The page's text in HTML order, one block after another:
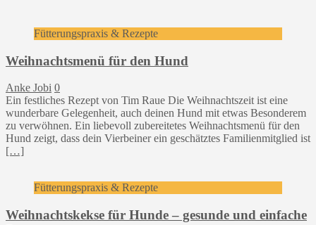
Fütterungspraxis & Rezepte
Weihnachtsmenü für den Hund
Anke Jobi 0
Ein festliches Rezept von Tim Raue Die Weihnachtszeit ist eine
wunderbare Gelegenheit, auch deinen Hund mit etwas Besonderem
zu verwöhnen. Ein liebevoll zubereitetes Weihnachtsmenü für den
Hund zeigt, dass dein Vierbeiner ein geschätztes Familienmitglied ist
[…]
Fütterungspraxis & Rezepte
Weihnachtskekse für Hunde – gesunde und einfache